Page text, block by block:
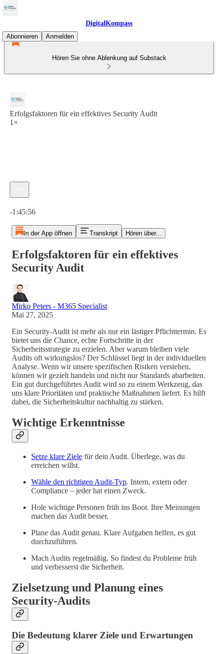
DigitalKompass
Abonnieren
Anmelden
Hören Sie ohne Ablenkung auf Substack
Erfolgsfaktoren für ein effektives Security Audit
1×
-1:45:56
In der App öffnen Transkript Hören über...
Erfolgsfaktoren für ein effektives
Security Audit
Mirko Peters - M365 Specialist
Mai 27, 2025
Ein Security-Audit ist mehr als nur ein lästiger Pflichttermin. Es
bietet uns die Chance, echte Fortschritte in der
Sicherheitsstrategie zu erzielen. Aber warum bleiben viele
Audits oft wirkungslos? Der Schlüssel liegt in der individuellen
Analyse. Wenn wir unsere spezifischen Risiken verstehen,
können wir gezielt handeln und nicht nur Standards abarbeiten.
Ein gut durchgeführtes Audit wird so zu einem Werkzeug, das
uns klare Prioritäten und praktische Maßnahmen liefert. Es hilft
dabei, die Sicherheitskultur nachhaltig zu stärken.
Wichtige Erkenntnisse
Setze klare Ziele für dein Audit. Überlege, was du
erreichen willst.
Wähle den richtigen Audit-Typ. Intern, extern oder
Compliance – jeder hat einen Zweck.
Hole wichtige Personen früh ins Boot. Ihre Meinungen
machen das Audit besser.
Plane das Audit genau. Klare Aufgaben helfen, es gut
durchzuführen.
Mach Audits regelmäßig. So findest du Probleme früh
und verbesserst die Sicherheit.
Zielsetzung und Planung eines
Security-Audits
Die Bedeutung klarer Ziele und Erwartungen